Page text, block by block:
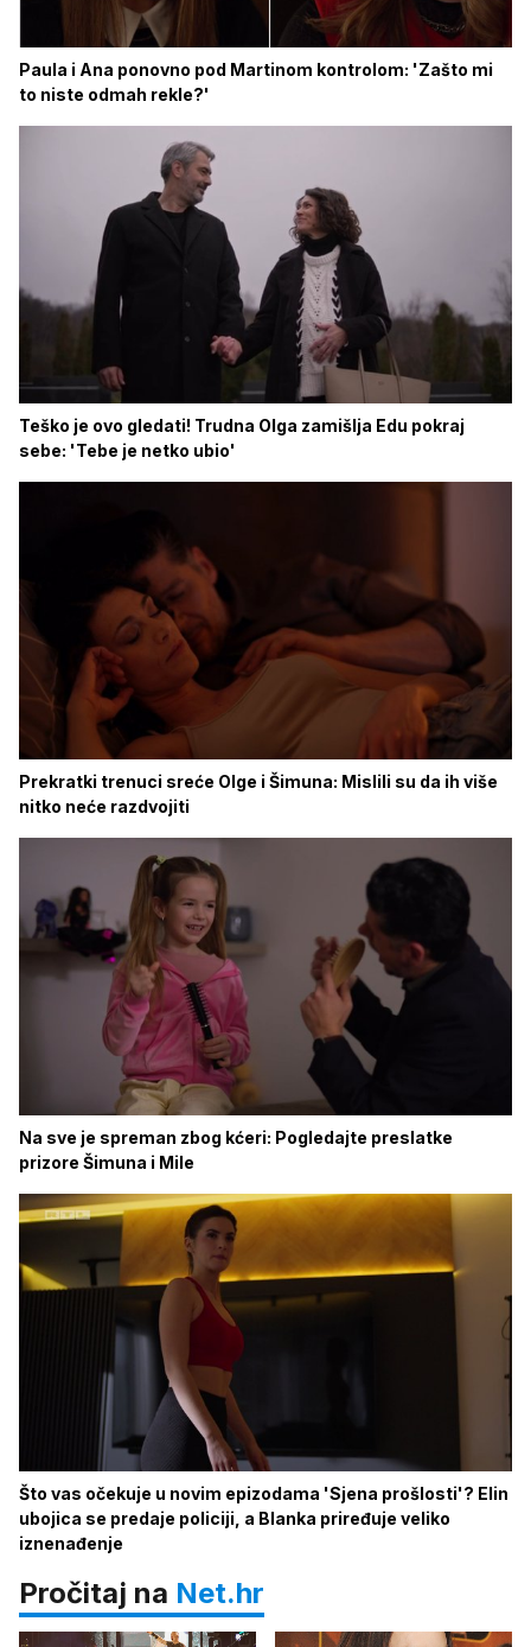
Paula i Ana ponovno pod Martinom kontrolom: 'Zašto mi
to niste odmah rekle?'
Teško je ovo gledati! Trudna Olga zamišlja Edu pokraj
sebe: 'Tebe je netko ubio'
Prekratki trenuci sreće Olge i Šimuna: Mislili su da ih više
nitko neće razdvojiti
Na sve je spreman zbog kćeri: Pogledajte preslatke
prizore Šimuna i Mile
Što vas očekuje u novim epizodama 'Sjena prošlosti'? Elin
ubojica se predaje policiji, a Blanka priređuje veliko
iznenađenje
Pročitaj na Net.hr